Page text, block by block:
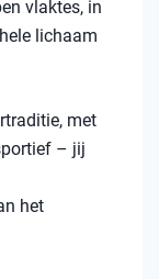
vlaktes, in
lichaam
met
– jij
het